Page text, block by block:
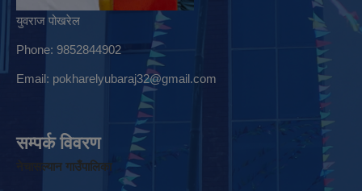
युवराज पोखरेल
Phone: 9852844902
Email: pokharelyubaraj32@gmail.com
सम्पर्क विवरण
नेचासल्यान गाउँपालिका